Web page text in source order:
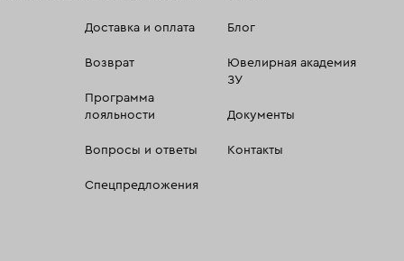
Доставка и оплата
Возврат
Программа
лояльности
Вопросы и ответы
Спецпредложения
Блог
Ювелирная академия
ЗУ
Документы
Контакты